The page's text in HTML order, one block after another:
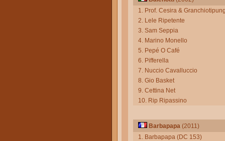
1. Prof. Cesira &
2. Lele Ripetente
3. Sam Seppia
4. Marino Monello
5. Pepé O Café
6. Pifferella
7. Nuccio Cavalluccio
8. Gio Basket
9. Cettina Net
10. Rip Ripassino
Barbapapa (2011)
1. Barbapapa (DC 153)